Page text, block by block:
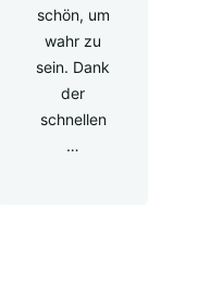
schön, um
wahr zu
sein. Dank
der
schnellen
…